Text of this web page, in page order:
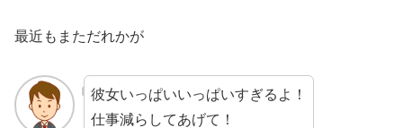
最近もまただれかが
彼女いっぱいいっぱいすぎるよ！
仕事減らしてあげて！